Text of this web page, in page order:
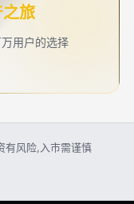
旅
用户的选择
有风险,入市需谨慎